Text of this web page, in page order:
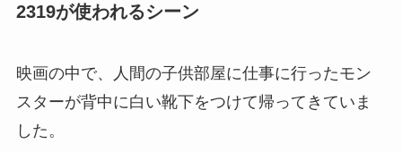
2319が使われるシーン
映画の中で、人間の子供部屋に仕事に行ったモン
スターが背中に白い靴下をつけて帰ってきていま
した。